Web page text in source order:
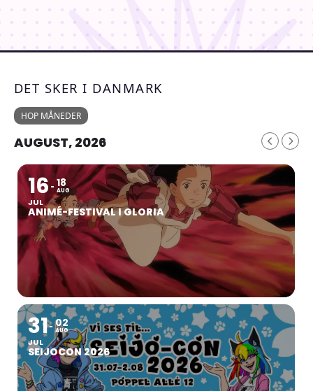
DET SKER I DANMARK
HOP MÅNEDER
AUGUST, 2026
16
JUL
18
AUG
ANIMÉ-FESTIVAL I GLORIA
31
JUL
02
AUG
SEIJOCON 2026